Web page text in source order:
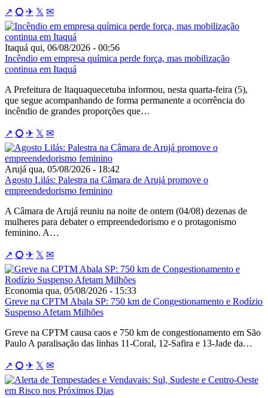
↗ ⭘ ✈ 𝕏 ✉
Itaquá qui, 06/08/2026 - 00:56
Incêndio em empresa química perde força, mas mobilização
continua em Itaquá
A Prefeitura de Itaquaquecetuba informou, nesta quarta-feira (5),
que segue acompanhando de forma permanente a ocorrência do
incêndio de grandes proporções que…
↗ ⭘ ✈ 𝕏 ✉
Arujá qua, 05/08/2026 - 18:42
Agosto Lilás: Palestra na Câmara de Arujá promove o
empreendedorismo feminino
A Câmara de Arujá reuniu na noite de ontem (04/08) dezenas de
mulheres para debater o empreendedorismo e o protagonismo
feminino. A…
↗ ⭘ ✈ 𝕏 ✉
Economia qua, 05/08/2026 - 15:33
Greve na CPTM Abala SP: 750 km de Congestionamento e Rodízio
Suspenso Afetam Milhões
Greve na CPTM causa caos e 750 km de congestionamento em São
Paulo A paralisação das linhas 11-Coral, 12-Safira e 13-Jade da…
↗ ⭘ ✈ 𝕏 ✉